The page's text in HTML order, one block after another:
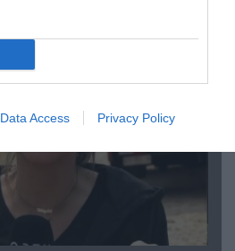
Data Access Privacy Policy